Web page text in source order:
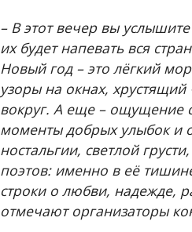
– В этот вечер вы
их будет напевать вся
Новый год – это лёгкий
узоры на окнах,
вокруг. А еще – ощущение
моменты добрых улыбок и
ностальгии, светлой
поэтов: именно в её
строки о любви, надежде,
отмечают организаторы